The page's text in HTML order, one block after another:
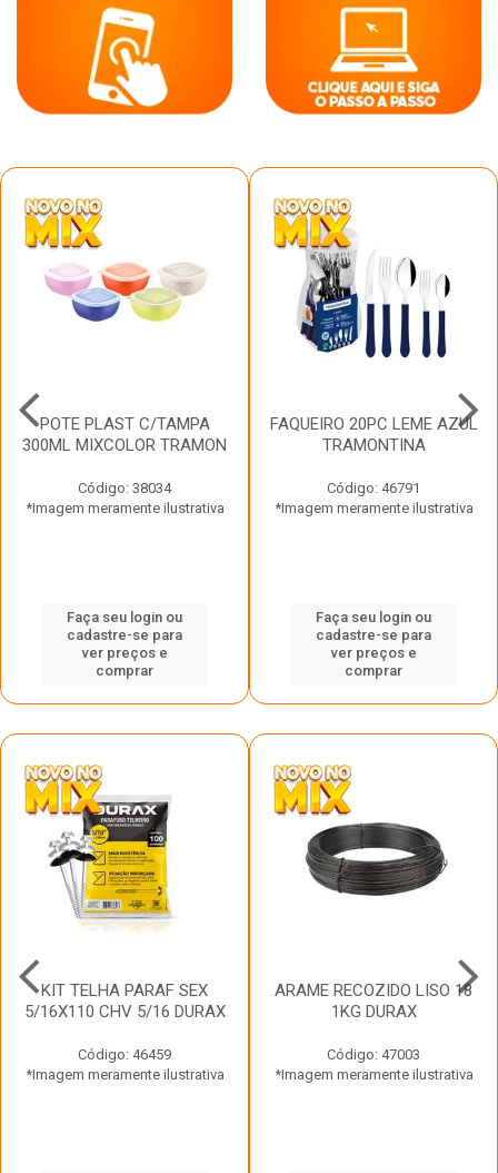
POTE PLAST C/TAMPA
300ML MIXCOLOR TRAMON
Código: 38034
*Imagem meramente ilustrativa
Faça seu login ou
cadastre-se para
ver preços e
comprar
FAQUEIRO 20PC LEME AZUL
TRAMONTINA
Código: 46791
*Imagem meramente ilustrativa
Faça seu login ou
cadastre-se para
ver preços e
comprar
KIT TELHA PARAF SEX
5/16X110 CHV 5/16 DURAX
Código: 46459
*Imagem meramente ilustrativa
ARAME RECOZIDO LISO 18
1KG DURAX
Código: 47003
*Imagem meramente ilustrativa